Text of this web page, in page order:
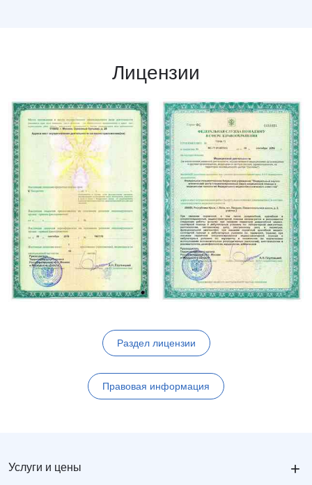
Лицензии
Раздел лицензии
Правовая информация
Услуги и цены +